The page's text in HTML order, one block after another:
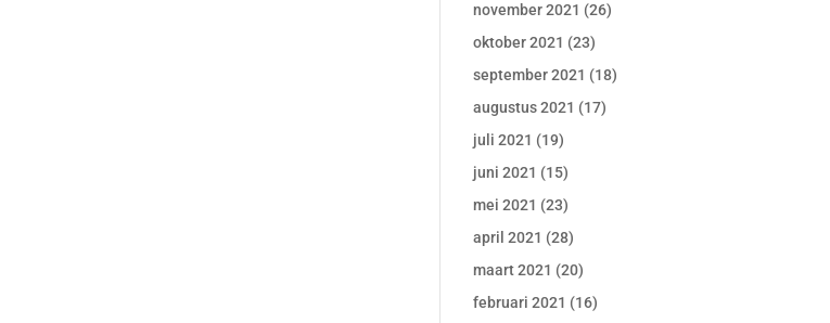
november 2021 (26)
oktober 2021 (23)
september 2021 (18)
augustus 2021 (17)
juli 2021 (19)
juni 2021 (15)
mei 2021 (23)
april 2021 (28)
maart 2021 (20)
februari 2021 (16)